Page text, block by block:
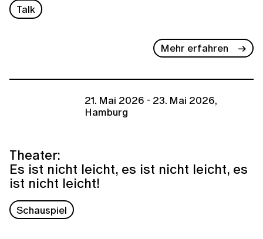
Talk
Mehr erfahren
21. Mai 2026 - 23. Mai 2026,
Hamburg
Theater:
Es ist nicht leicht, es ist nicht leicht, es
ist nicht leicht!
Schauspiel